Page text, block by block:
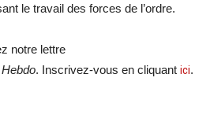
le travail des forces de l’ordre.
notre lettre
. Inscrivez-vous en cliquant ici.